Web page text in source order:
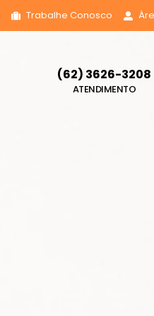
Trabalhe Conosco
(62) 3626-3208
ATENDIMENTO